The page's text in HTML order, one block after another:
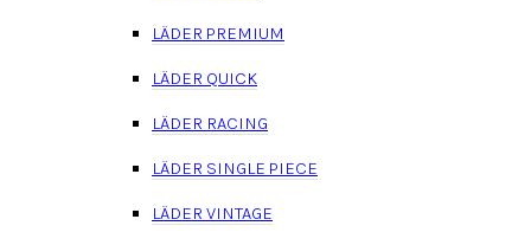
LÄDER PREMIUM
LÄDER QUICK
LÄDER RACING
LÄDER SINGLE PIECE
LÄDER VINTAGE